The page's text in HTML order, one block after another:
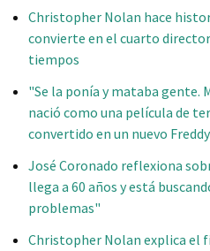
Christopher Nolan hace
convierte en el cuarto
tiempos
"Se la ponía y mataba gente.
nació como una película de
convertido en un nuevo
José Coronado reflexiona
llega a 60 años y está
problemas"
Christopher Nolan explica el